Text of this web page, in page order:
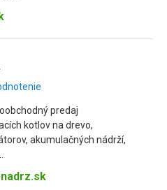
predaj
kotlov na drevo,
akumulačných nádrží,